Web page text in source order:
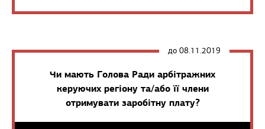
до 08.11.2019
Чи мають Голова Ради арбітражних
керуючих регіону та/або її члени
отримувати заробітну плату?